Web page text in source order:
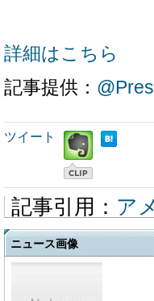
詳細はこちら
記事提供：
ツイート
記事引用： ア
ニュース画像